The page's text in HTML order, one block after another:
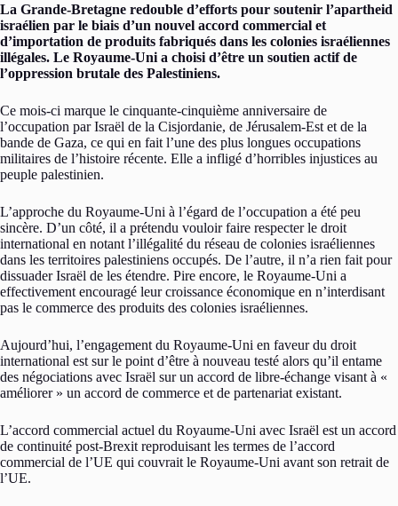
La Grande-Bretagne redouble d’efforts pour soutenir l’apartheid
israélien par le biais d’un nouvel accord commercial et
d’importation de produits fabriqués dans les colonies israéliennes
illégales. Le Royaume-Uni a choisi d’être un soutien actif de
l’oppression brutale des Palestiniens.
Ce mois-ci marque le cinquante-cinquième anniversaire de
l’occupation par Israël de la Cisjordanie, de Jérusalem-Est et de la
bande de Gaza, ce qui en fait l’une des plus longues occupations
militaires de l’histoire récente. Elle a infligé d’horribles injustices au
peuple palestinien.
L’approche du Royaume-Uni à l’égard de l’occupation a été peu
sincère. D’un côté, il a prétendu vouloir faire respecter le droit
international en notant l’illégalité du réseau de colonies israéliennes
dans les territoires palestiniens occupés. De l’autre, il n’a rien fait pour
dissuader Israël de les étendre. Pire encore, le Royaume-Uni a
effectivement encouragé leur croissance économique en n’interdisant
pas le commerce des produits des colonies israéliennes.
Aujourd’hui, l’engagement du Royaume-Uni en faveur du droit
international est sur le point d’être à nouveau testé alors qu’il entame
des négociations avec Israël sur un accord de libre-échange visant à «
améliorer » un accord de commerce et de partenariat existant.
L’accord commercial actuel du Royaume-Uni avec Israël est un accord
de continuité post-Brexit reproduisant les termes de l’accord
commercial de l’UE qui couvrait le Royaume-Uni avant son retrait de
l’UE.